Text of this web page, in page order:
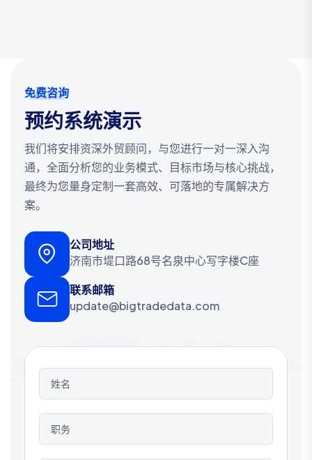
免费咨询
预约系统演示
我们将安排资深外贸顾问，与您进行一对一深入沟
通，全面分析您的业务模式、目标市场与核心挑战，
最终为您量身定制一套高效、可落地的专属解决方
案。
公司地址
济南市堤口路68号名泉中心写字楼C座
联系邮箱
update@bigtradedata.com